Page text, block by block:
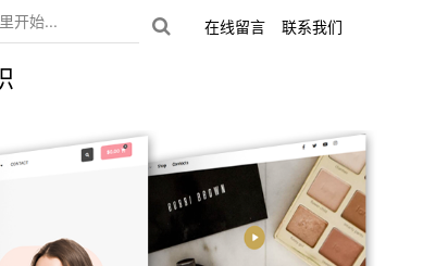
在线留言 联系我们